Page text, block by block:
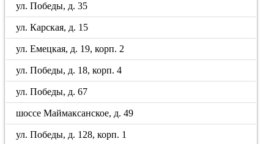
ул. Победы, д. 35
ул. Карская, д. 15
ул. Емецкая, д. 19, корп. 2
ул. Победы, д. 18, корп. 4
ул. Победы, д. 67
шоссе Маймаксанское, д. 49
ул. Победы, д. 128, корп. 1